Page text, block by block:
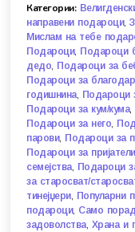
Категории:
направени подароци,
Мислам на тебе
Подароци, Подароци
дедо, Подароци за
Подароци за
годишнина, Подароци
Подароци за кум/кума,
Подароци за него,
парови, Подароци за
Подароци за пријатели
семејства, Подароци
за старосват/
тинејџери, Популарни
подароци, Само
задоволства, Храна и